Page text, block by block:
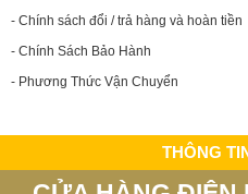
- Chính sách đổi / trả hàng và hoàn tiền
- Chính Sách Bảo Hành
- Phương Thức Vận Chuyển
THÔNG